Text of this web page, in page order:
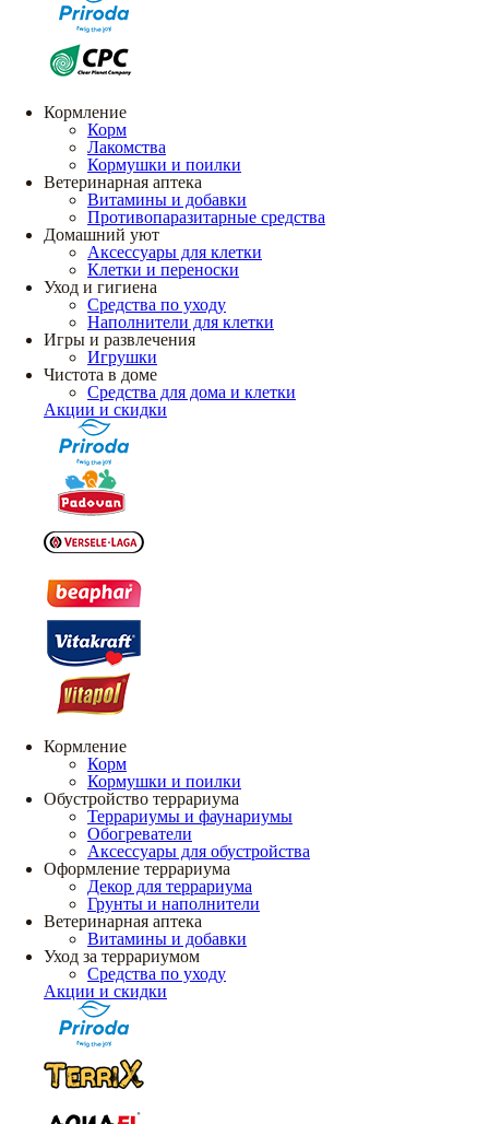
Кормление
Корм
Лакомства
Кормушки и поилки
Ветеринарная аптека
Витамины и добавки
Противопаразитарные средства
Домашний уют
Аксессуары для клетки
Клетки и переноски
Уход и гигиена
Средства по уходу
Наполнители для клетки
Игры и развлечения
Игрушки
Чистота в доме
Средства для дома и клетки
Акции и скидки
Кормление
Корм
Кормушки и поилки
Обустройство террариума
Террариумы и фаунариумы
Обогреватели
Аксессуары для обустройства
Оформление террариума
Декор для террариума
Грунты и наполнители
Ветеринарная аптека
Витамины и добавки
Уход за террариумом
Средства по уходу
Акции и скидки